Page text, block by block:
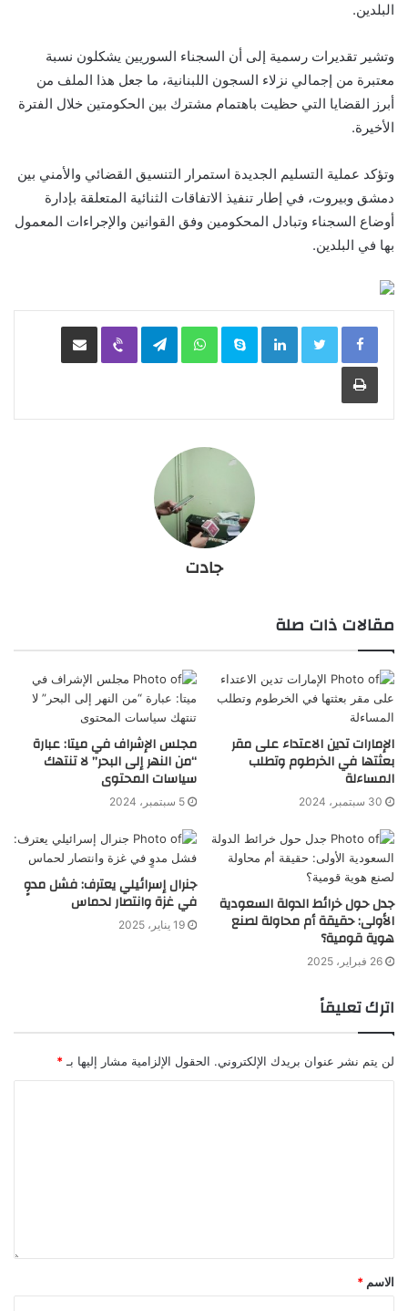
البلدين.
وتشير تقديرات رسمية إلى أن السجناء السوريين يشكلون نسبة
معتبرة من إجمالي نزلاء السجون اللبنانية، ما جعل هذا الملف من
أبرز القضايا التي حظيت باهتمام مشترك بين الحكومتين خلال الفترة
الأخيرة.
وتؤكد عملية التسليم الجديدة استمرار التنسيق القضائي والأمني بين
دمشق وبيروت، في إطار تنفيذ الاتفاقات الثنائية المتعلقة بإدارة
أوضاع السجناء وتبادل المحكومين وفق القوانين والإجراءات المعمول
بها في البلدين.
LinkedIn
Skype
WhatsApp
Telegram
Viber مشاركة عبر البريد
طباعة
جادت
مقالات ذات صلة
الإمارات تدين الاعتداء على مقر
بعثتها في الخرطوم وتطلب
المساءلة
30 سبتمبر، 2024
مجلس الإشراف في ميتا: عبارة
“من النهر إلى البحر” لا تنتهك
سياسات المحتوى
5 سبتمبر، 2024
جدل حول خرائط الدولة السعودية
الأولى: حقيقة أم محاولة لصنع
هوية قومية؟
26 فبراير، 2025
جنرال إسرائيلي يعترف: فشل مدوٍ
في غزة وانتصار لحماس
19 يناير، 2025
اترك تعليقاً
لن يتم نشر عنوان بريدك الإلكتروني. الحقول الإلزامية مشار إليها بـ *
الاسم *